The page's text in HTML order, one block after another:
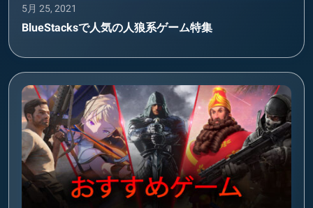
5月 25, 2021
BlueStacksで人気の人狼系ゲーム特集